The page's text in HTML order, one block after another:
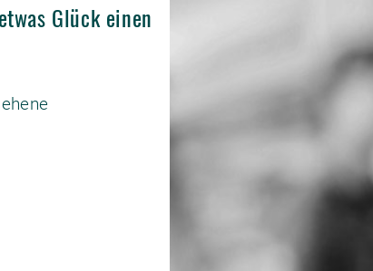
Glück einen